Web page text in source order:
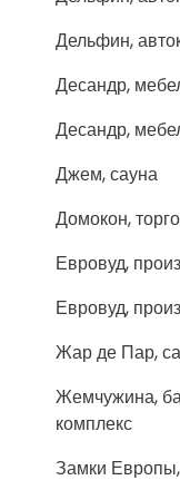
Дельфин,
Десандр,
Десандр,
Джем, сауна
Домокон,
Евровуд,
Евровуд,
Жар де Пар,
Жемчужина,
комплекс
Замки